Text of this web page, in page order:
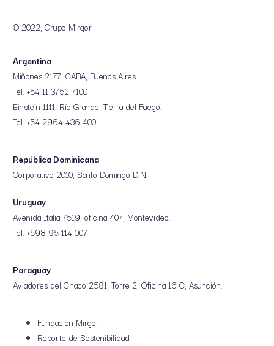
© 2022, Grupo Mirgor
Argentina
Miñones 2177, CABA, Buenos Aires.
Tel. +54 11 3752 7100
Einstein 1111, Río Grande, Tierra del Fuego.
Tel. +54 2964 436 400
República Dominicana
Corporativo 2010, Santo Domingo D.N.
Uruguay
Avenida Italia 7519, oficina 407, Montevideo.
Tel. +598 95 114 007
Paraguay
Aviadores del Chaco 2581, Torre 2, Oficina 16 C, Asunción.
Fundación Mirgor
Reporte de Sostenibilidad